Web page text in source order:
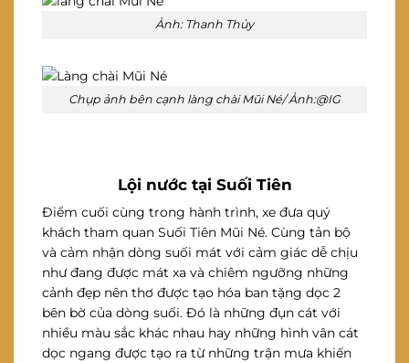
Ảnh: Thanh Thủy
Chụp ảnh bên cạnh làng chài Mũi Né/ Ảnh:@IG
Lội nước tại Suối Tiên
Điểm cuối cùng trong hành trình, xe đưa quý
khách tham quan Suối Tiên Mũi Né. Cùng tản bộ
và cảm nhận dòng suối mát với cảm giác dễ chịu
như đang được mát xa và chiêm ngưỡng những
cảnh đẹp nên thơ được tạo hóa ban tặng dọc 2
bên bờ của dòng suối. Đó là những đụn cát với
nhiều màu sắc khác nhau hay những hình vân cát
dọc ngang được tạo ra từ những trận mưa khiến